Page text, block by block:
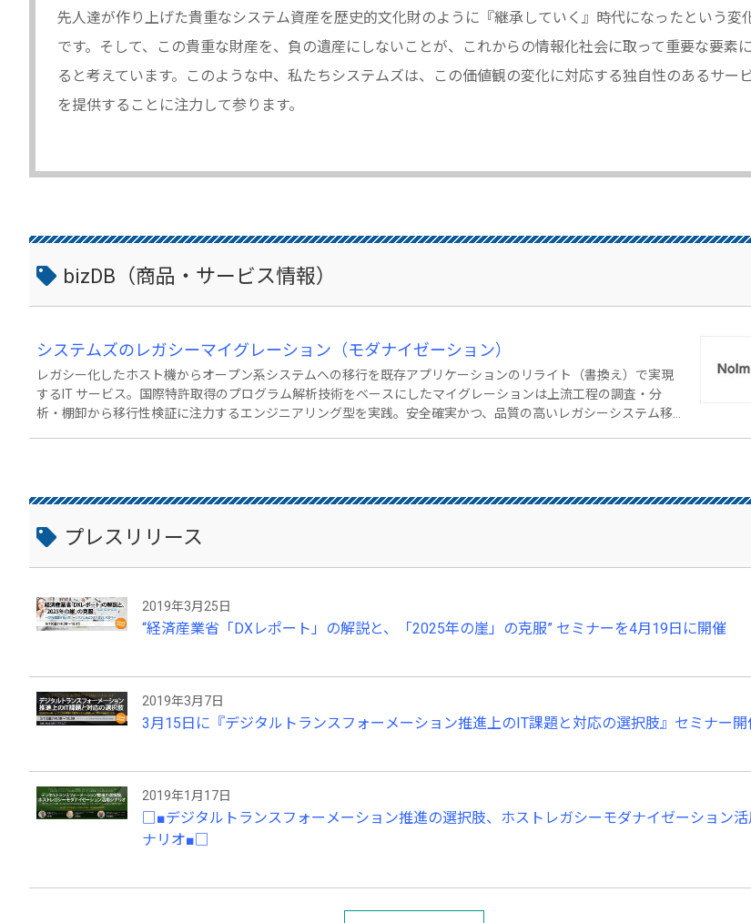
先人達が作り上げた貴重なシステム資産を歴史的文化財のように『継承していく』時代になったという変
です。そして、この貴重な財産を、負の遺産にしないことが、これからの情報化社会に取って重要な要素
ると考えています。このような中、私たちシステムズは、この価値観の変化に対応する独自性のあるサー
を提供することに注力して参ります。
bizDB（商品・サービス情報）
システムズのレガシーマイグレーション（モダナイゼーション）
レガシー化したホスト機からオープン系システムへの移行を既存アプリケーションのリライト（書換え）で実現
するIT サービス。国際特許取得のプログラム解析技術をベースにしたマイグレーションは上流工程の調査・分
析・棚卸から移行性検証に注力するエンジニアリング型を実践。安全確実かつ、品質の高いレガシーシステム移行
プレスリリース
2019年3月25日
“経済産業省「DXレポート」の解説と、「2025年の崖」の克服” セミナーを4月19日に開催
2019年3月7日
3月15日に『デジタルトランスフォーメーション推進上のIT課題と対応の選択肢』セミナー開
2019年1月17日
□■デジタルトランスフォーメーション推進の選択肢、ホストレガシーモダナイゼーション活
ナリオ■□